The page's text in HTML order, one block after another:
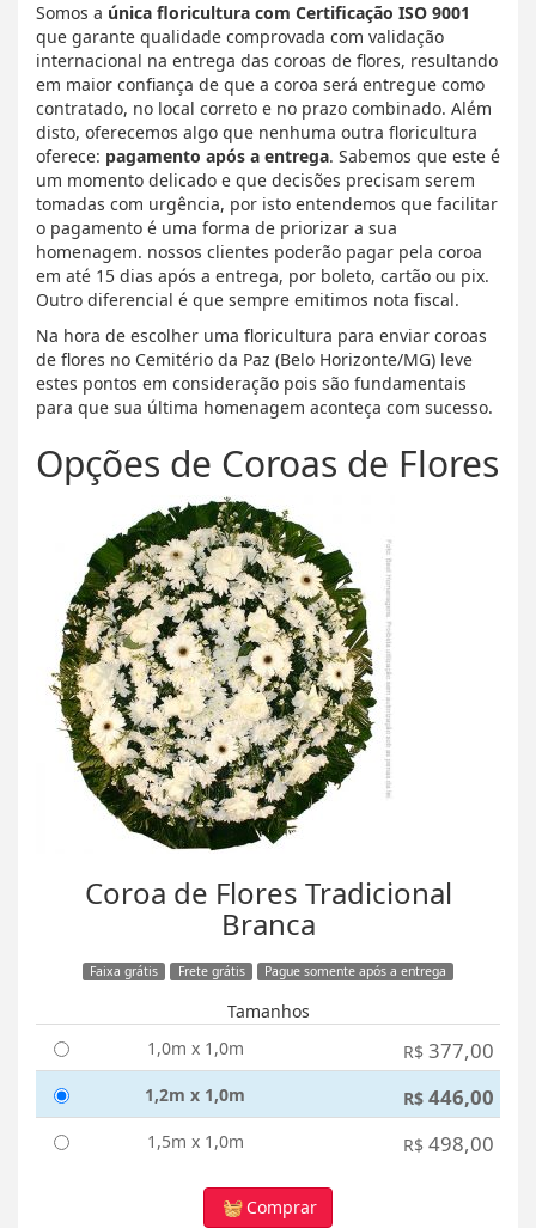
Somos a única floricultura com Certificação ISO 9001
que garante qualidade comprovada com validação
internacional na entrega das coroas de flores, resultando
em maior confiança de que a coroa será entregue como
contratado, no local correto e no prazo combinado. Além
disto, oferecemos algo que nenhuma outra floricultura
oferece: pagamento após a entrega. Sabemos que este é
um momento delicado e que decisões precisam serem
tomadas com urgência, por isto entendemos que facilitar
o pagamento é uma forma de priorizar a sua
homenagem. nossos clientes poderão pagar pela coroa
em até 15 dias após a entrega, por boleto, cartão ou pix.
Outro diferencial é que sempre emitimos nota fiscal.
Na hora de escolher uma floricultura para enviar coroas
de flores no Cemitério da Paz (Belo Horizonte/MG) leve
estes pontos em consideração pois são fundamentais
para que sua última homenagem aconteça com sucesso.
Opções de Coroas de Flores
Coroa de Flores Tradicional
Branca
Faixa grátis Frete grátis Pague somente após a entrega
Tamanhos
1,0m x 1,0m
R$ 377,00
1,2m x 1,0m R$ 446,00
1,5m x 1,0m R$ 498,00
Comprar